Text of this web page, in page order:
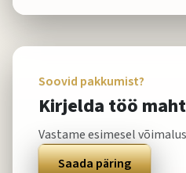
Soovid pakkumist?
Kirjelda töö
Vastame esimesel
Saada päring